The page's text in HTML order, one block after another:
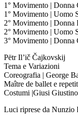
1° Movimento |
1° Movimento |
2° Movimento |
2° Movimento | Uomo
3° Movimento |
Pëtr Il’ič Čajkovskij
Tema e Variazioni
Coreografia | George
Maître de ballet e
Costumi |Giusi Giustino
Luci riprese da Nunzio